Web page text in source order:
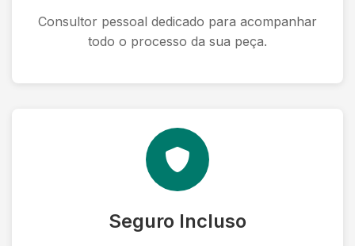
Consultor pessoal dedicado para acompanhar
todo o processo da sua peça.
Seguro Incluso